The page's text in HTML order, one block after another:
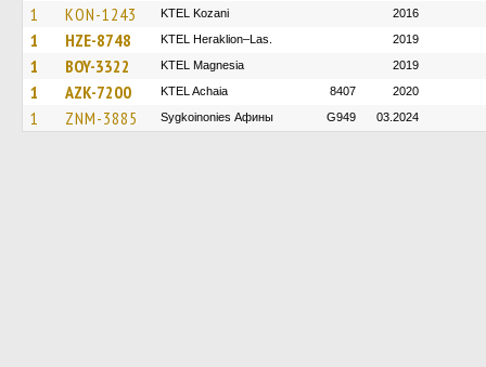
1 KON-1243 ΚΤΕL Kozani 2016
1 HZE-8748 KTEL Heraklion–Las. 2019
1 BOY-3322 ΚΤΕL Magnesia 2019
1 AZK-7200 KTEL Achaia 8407 2020
1 ZNM-3885 Sygkoinonies Афины G949 03.2024